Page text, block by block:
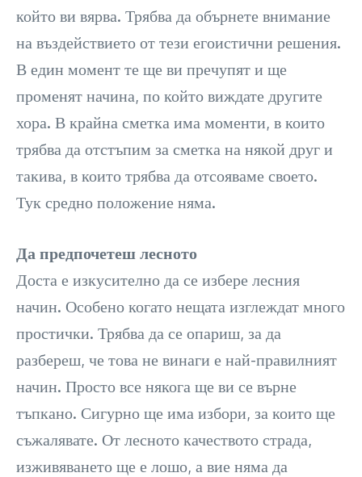
който ви вярва. Трябва да обърнете внимание
на въздействието от тези егоистични решения.
В един момент те ще ви пречупят и ще
променят начина, по който виждате другите
хора. В крайна сметка има моменти, в които
трябва да отстъпим за сметка на някой друг и
такива, в които трябва да отсояваме своето.
Тук средно положение няма.
Да предпочетеш лесното
Доста е изкусително да се избере лесния
начин. Особено когато нещата изглеждат много
простички. Трябва да се опариш, за да
разбереш, че това не винаги е най-правилният
начин. Просто все някога ще ви се върне
тъпкано. Сигурно ще има избори, за които ще
съжалявате. От лесното качеството страда,
изживяването ще е лошо, а вие няма да